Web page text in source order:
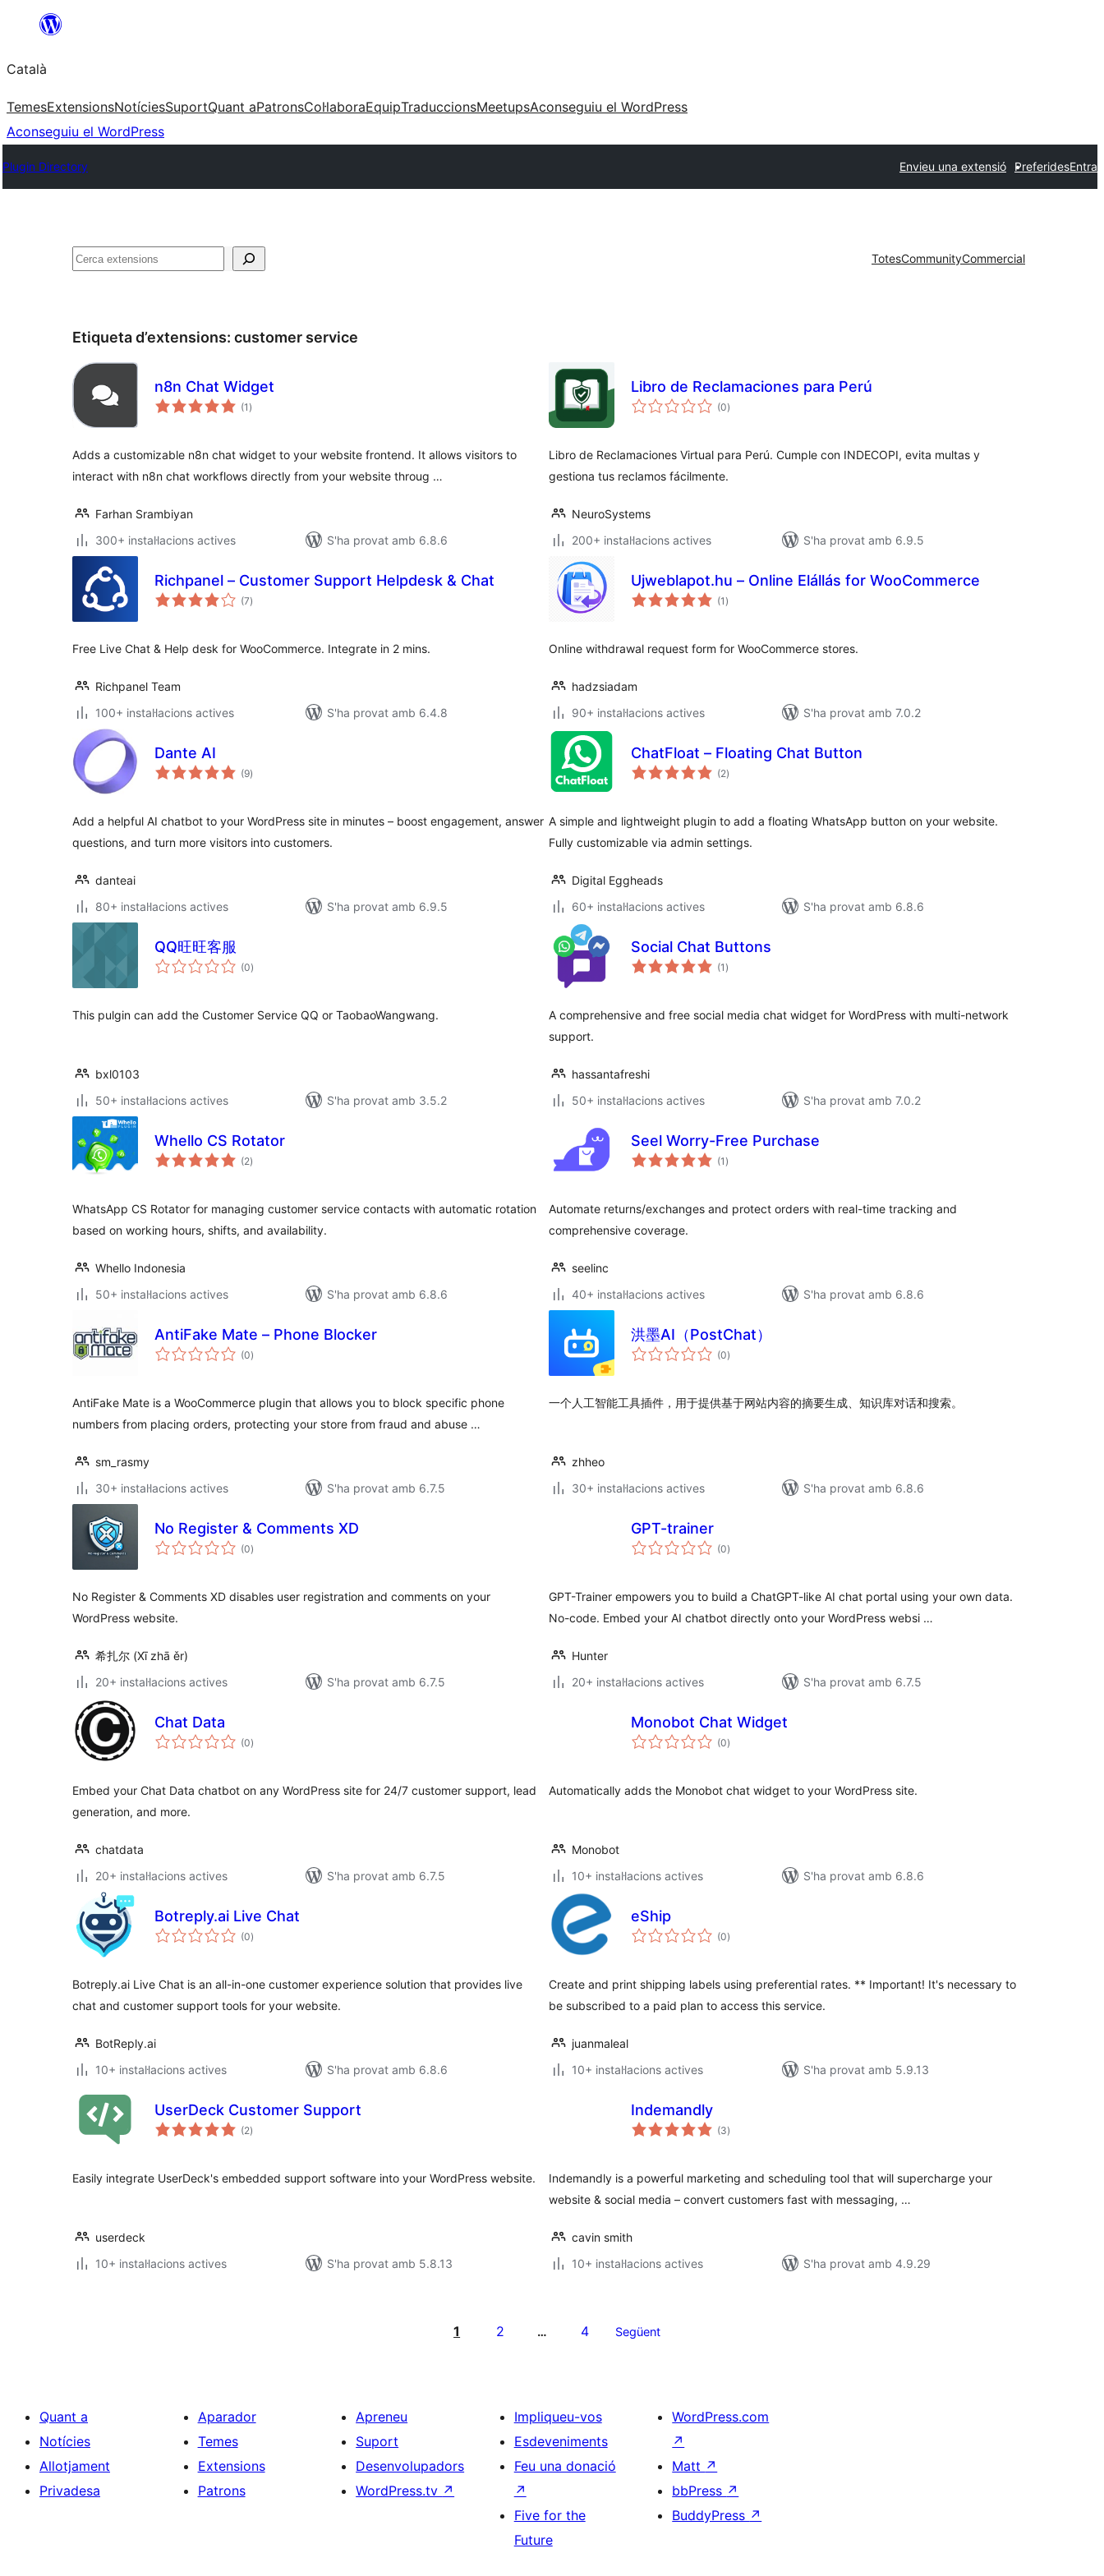
contingut
Català
TemesExtensionsNotíciesSuportQuant aPatronsCol·laboraEquipTraduccionsMeetupsAconseguiu el WordPress
Aconseguiu el WordPress
Plugin Directory Envieu una extensió PreferidesEntra
Cerca TotesCommunityCommercial
Etiqueta d’extensions: customer service
n8n Chat Widget
(1 puntuacions
totals
)
Adds a customizable n8n chat widget to your website frontend. It allows visitors to
interact with n8n chat workflows directly from your website throug …
Farhan Srambiyan
300+ instal·lacions actives
S'ha provat amb 6.8.6
Libro de Reclamaciones para Perú
(0puntuacions
totals
)
Libro de Reclamaciones Virtual para Perú. Cumple con INDECOPI, evita multas y
gestiona tus reclamos fácilmente.
NeuroSystems
200+ instal·lacions actives
S'ha provat amb 6.9.5
Richpanel – Customer Support Helpdesk & Chat
(7puntuacions
totals
)
Free Live Chat & Help desk for WooCommerce. Integrate in 2 mins.
Richpanel Team
100+ instal·lacions actives
S'ha provat amb 6.4.8
Ujweblapot.hu – Online Elállás for WooCommerce
(1 puntuacions
totals
)
Online withdrawal request form for WooCommerce stores.
hadzsiadam
90+ instal·lacions actives
S'ha provat amb 7.0.2
Dante AI
(9puntuacions
totals
)
Add a helpful AI chatbot to your WordPress site in minutes – boost engagement, answer
questions, and turn more visitors into customers.
danteai
80+ instal·lacions actives
S'ha provat amb 6.9.5
ChatFloat – Floating Chat Button
(2puntuacions
totals
)
A simple and lightweight plugin to add a floating WhatsApp button on your website.
Fully customizable via admin settings.
Digital Eggheads
60+ instal·lacions actives
S'ha provat amb 6.8.6
QQ旺旺客服
(0puntuacions
totals
)
This pulgin can add the Customer Service QQ or TaobaoWangwang.
bxl0103
50+ instal·lacions actives
S'ha provat amb 3.5.2
Social Chat Buttons
(1 puntuacions
totals
)
A comprehensive and free social media chat widget for WordPress with multi-network
support.
hassantafreshi
50+ instal·lacions actives
S'ha provat amb 7.0.2
Whello CS Rotator
(2puntuacions
totals
)
WhatsApp CS Rotator for managing customer service contacts with automatic rotation
based on working hours, shifts, and availability.
Whello Indonesia
50+ instal·lacions actives
S'ha provat amb 6.8.6
Seel Worry-Free Purchase
(1 puntuacions
totals
)
Automate returns/exchanges and protect orders with real-time tracking and
comprehensive coverage.
seelinc
40+ instal·lacions actives
S'ha provat amb 6.8.6
AntiFake Mate – Phone Blocker
(0puntuacions
totals
)
AntiFake Mate is a WooCommerce plugin that allows you to block specific phone
numbers from placing orders, protecting your store from fraud and abuse …
sm_rasmy
30+ instal·lacions actives
S'ha provat amb 6.7.5
洪墨AI（PostChat）
(0puntuacions
totals
)
一个人工智能工具插件，用于提供基于网站内容的摘要生成、知识库对话和搜索。
zhheo
30+ instal·lacions actives
S'ha provat amb 6.8.6
No Register & Comments XD
(0puntuacions
totals
)
No Register & Comments XD disables user registration and comments on your
WordPress website.
希扎尔 (Xī zhā ěr)
20+ instal·lacions actives
S'ha provat amb 6.7.5
GPT-trainer
(0puntuacions
totals
)
GPT-Trainer empowers you to build a ChatGPT-like AI chat portal using your own data.
No-code. Embed your AI chatbot directly onto your WordPress websi …
Hunter
20+ instal·lacions actives
S'ha provat amb 6.7.5
Chat Data
(0puntuacions
totals
)
Embed your Chat Data chatbot on any WordPress site for 24/7 customer support, lead
generation, and more.
chatdata
20+ instal·lacions actives
S'ha provat amb 6.7.5
Monobot Chat Widget
(0puntuacions
totals
)
Automatically adds the Monobot chat widget to your WordPress site.
Monobot
10+ instal·lacions actives
S'ha provat amb 6.8.6
Botreply.ai Live Chat
(0puntuacions
totals
)
Botreply.ai Live Chat is an all-in-one customer experience solution that provides live
chat and customer support tools for your website.
BotReply.ai
10+ instal·lacions actives
S'ha provat amb 6.8.6
eShip
(0puntuacions
totals
)
Create and print shipping labels using preferential rates. ** Important! It's necessary to
be subscribed to a paid plan to access this service.
juanmaleal
10+ instal·lacions actives
S'ha provat amb 5.9.13
UserDeck Customer Support
(2puntuacions
totals
)
Easily integrate UserDeck's embedded support software into your WordPress website.
userdeck
10+ instal·lacions actives
S'ha provat amb 5.8.13
Indemandly
(3puntuacions
totals
)
Indemandly is a powerful marketing and scheduling tool that will supercharge your
website & social media – convert customers fast with messaging, …
cavin smith
10+ instal·lacions actives
S'ha provat amb 4.9.29
1 2 … 4 Següent
Quant a
Notícies
Allotjament
Privadesa
Aparador
Temes
Extensions
Patrons
Apreneu
Suport
Desenvolupadors
WordPress.tv ↗
Impliqueu-vos
Esdeveniments
Feu una donació
↗
Five for the
Future
WordPress.com
↗
Matt ↗
bbPress ↗
BuddyPress ↗